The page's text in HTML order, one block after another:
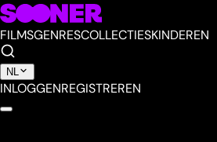
FILMSGENRESCOLLECTIESKINDEREN
NL
INLOGGENREGISTREREN